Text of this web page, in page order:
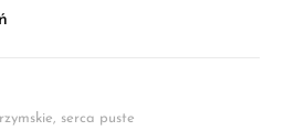
serca puste